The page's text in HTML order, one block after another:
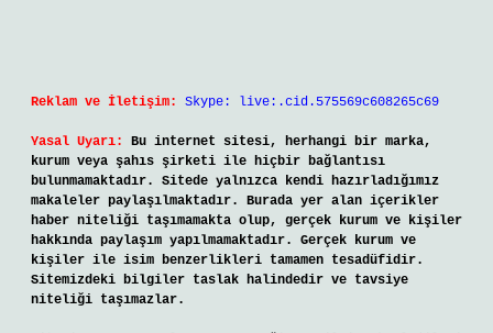
Reklam ve İletişim: Skype: live:.cid.575569c608265c69
Yasal Uyarı:
Bu internet sitesi, herhangi bir marka,
kurum veya şahıs şirketi ile hiçbir bağlantısı
bulunmamaktadır. Sitede yalnızca kendi hazırladığımız
makaleler paylaşılmaktadır. Burada yer alan içerikler
haber niteliği taşımamakta olup, gerçek kurum ve kişiler
hakkında paylaşım yapılmamaktadır. Gerçek kurum ve
kişiler ile isim benzerlikleri tamamen tesadüfidir.
Sitemizdeki bilgiler taslak halindedir ve tavsiye
niteliği taşımazlar.